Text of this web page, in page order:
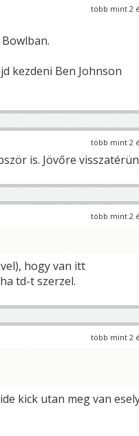
több mint 2
kezdeni Ben Johnson
több mint 2
is. Jövőre
több mint 2
hogy van itt
td-t szerzel.
több mint 2
kick utan meg van